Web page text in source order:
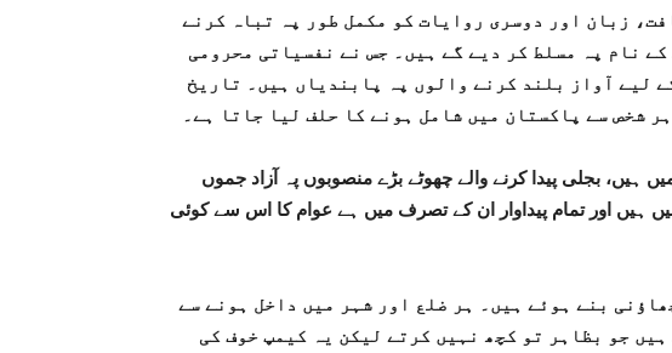
زبان اور دوسری روایات کو مکمل طور پہ تباہ کرنے
نام پہ مسلط کر دیے گے ہیں۔ جس نے نفسیاتی محرومی
لیے آواز بلند کرنے والوں پہ پابندیاں ہیں۔ تاریخ
شخص سے پاکستان میں شامل ہونے کا حلف لیا جاتا ہے۔
ہیں، بجلی پیدا کرنے والے چھوٹے بڑے منصوبوں پہ آزاد جموں
ہیں اور تمام پیداوار ان کے تصرف میں ہے عوام کا اس سے کوئی
بنے ہوئے ہیں۔ ہر ضلع اور شہر میں داخل ہونے سے
جو بظاہر تو کچھ نہیں کرتے لیکن یہ کیمپ خوف کی